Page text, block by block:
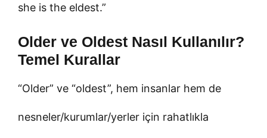
she is the eldest.”
Older ve Oldest Nasıl Kullanılır?
Temel Kurallar
“Older” ve “oldest”, hem insanlar hem de
nesneler/kurumlar/yerler için rahatlıkla